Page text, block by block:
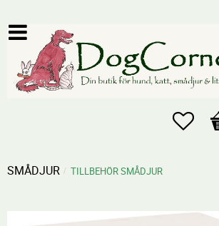
SMÅDJUR TILLBEHÖR SMÅDJUR